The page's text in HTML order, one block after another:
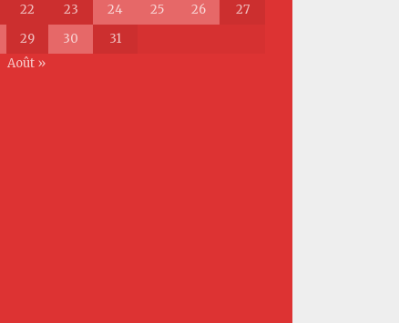
22 23 24 25 26
27
29 30
31
Août »